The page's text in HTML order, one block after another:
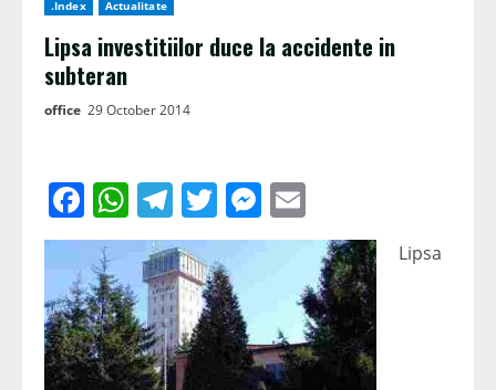
.Index Actualitate
Lipsa investitiilor duce la accidente in
subteran
office 29 October 2014
Facebook
WhatsApp
Telegram
TwitterMessenger
Lipsa